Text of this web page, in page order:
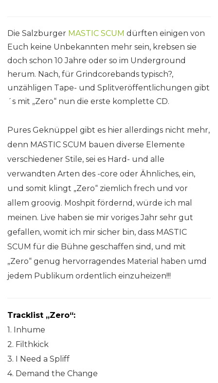
Die Salzburger MASTIC SCUM dürften einigen von
Euch keine Unbekannten mehr sein, krebsen sie
doch schon 10 Jahre oder so im Underground
herum. Nach, für Grindcorebands typisch?,
unzähligen Tape- und Splitveröffentlichungen gibt
´s mit „Zero“ nun die erste komplette CD.
Pures Geknüppel gibt es hier allerdings nicht mehr,
denn MASTIC SCUM bauen diverse Elemente
verschiedener Stile, sei es Hard- und alle
verwandten Arten des -core oder Ähnliches, ein,
und somit klingt „Zero“ ziemlich frech und vor
allem groovig. Moshpit fördernd, würde ich mal
meinen. Live haben sie mir voriges Jahr sehr gut
gefallen, womit ich mir sicher bin, dass MASTIC
SCUM für die Bühne geschaffen sind, und mit
„Zero“ genug hervorragendes Material haben umd
jedem Publikum ordentlich einzuheizen!!!
Tracklist „Zero“:
1. Inhume
2. Filthkick
3. I Need a Spliff
4. Demand the Change